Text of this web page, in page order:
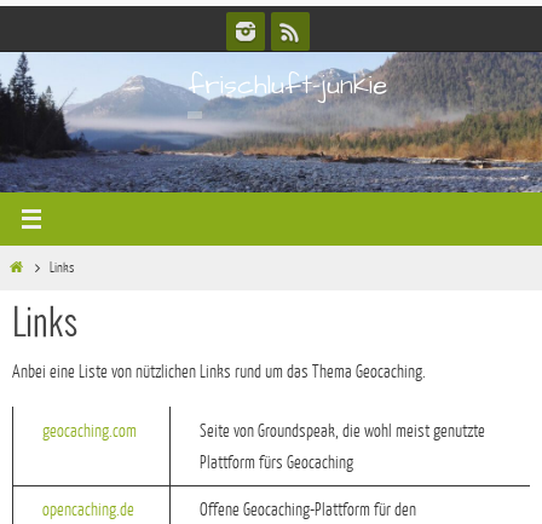
Inhalt
springen
frischluft-junkie
Start Links
Links
Anbei eine Liste von nützlichen Links rund um das Thema Geocaching.
geocaching.com
Seite von Groundspeak, die wohl meist genutzte
Plattform fürs Geocaching
opencaching.de
Offene Geocaching-Plattform für den